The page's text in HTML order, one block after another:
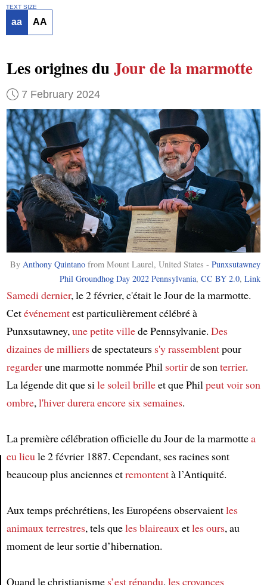
TEXT SIZE
aa AA
Les origines duJour de la marmotte
7 February 2024
ByAnthony Quintano from Mount Laurel, United States -Punxsutawney
Phil Groundhog Day 2022 Pennsylvania,CC BY 2.0,Link
Samedi dernier, le 2 février, c'était le Jour de la marmotte.
Cetévénementest particulièrement célébré à
Punxsutawney,une petite villede Pennsylvanie. Des
dizaines de milliersde spectateurs s'y rassemblentpour
regarderune marmotte nommée Phil sortirde sonterrier.
La légende dit que sile soleilbrilleet que Philpeut voir son
ombre,l'hiverdureraencore six semaines.
La première célébration officielle du Jour de la marmottea
eu lieule 2 février 1887. Cependant, ses racines sont
beaucoup plus anciennes etremontentà l’Antiquité.
Aux temps préchrétiens, les Européens observaientles
animaux terrestres, tels queles blaireauxetles ours, au
moment de leur sortie d’hibernation.
Quand le christianisme s’est répandu,les croyances